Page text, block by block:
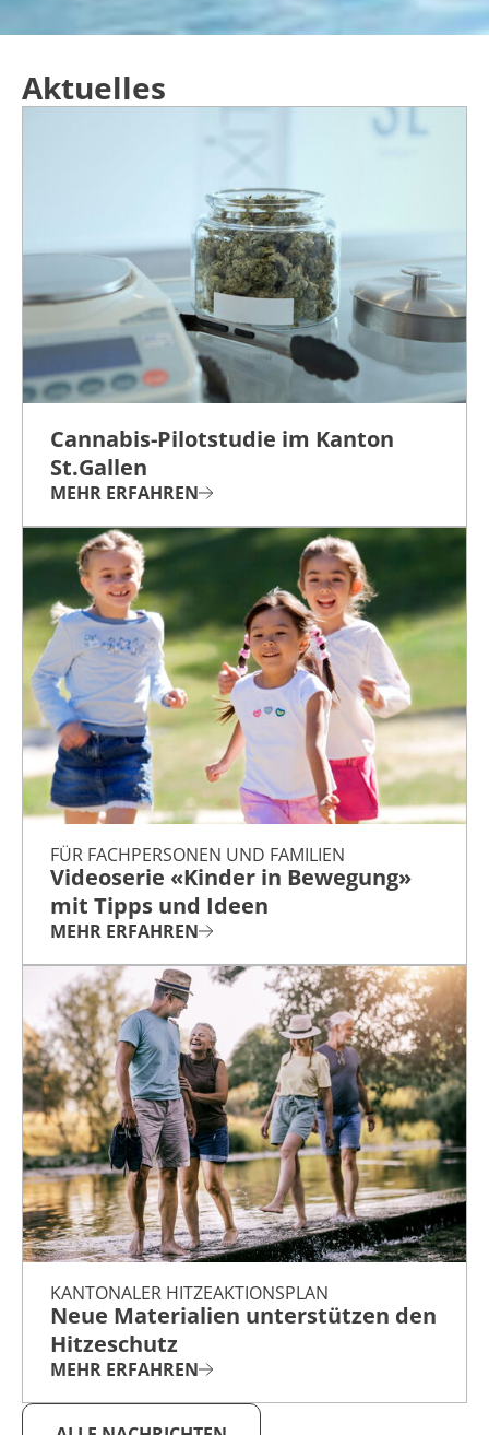
Aktuelles
Cannabis-Pilotstudie im Kanton
St.Gallen
MEHR ERFAHREN
FÜR FACHPERSONEN UND FAMILIEN
Videoserie «Kinder in Bewegung»
mit Tipps und Ideen
MEHR ERFAHREN
KANTONALER HITZEAKTIONSPLAN
Neue Materialien unterstützen den
Hitzeschutz
MEHR ERFAHREN